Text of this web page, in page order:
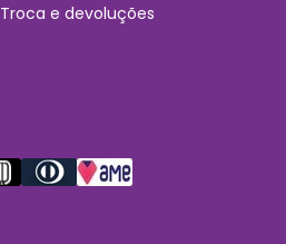
Troca e devoluções